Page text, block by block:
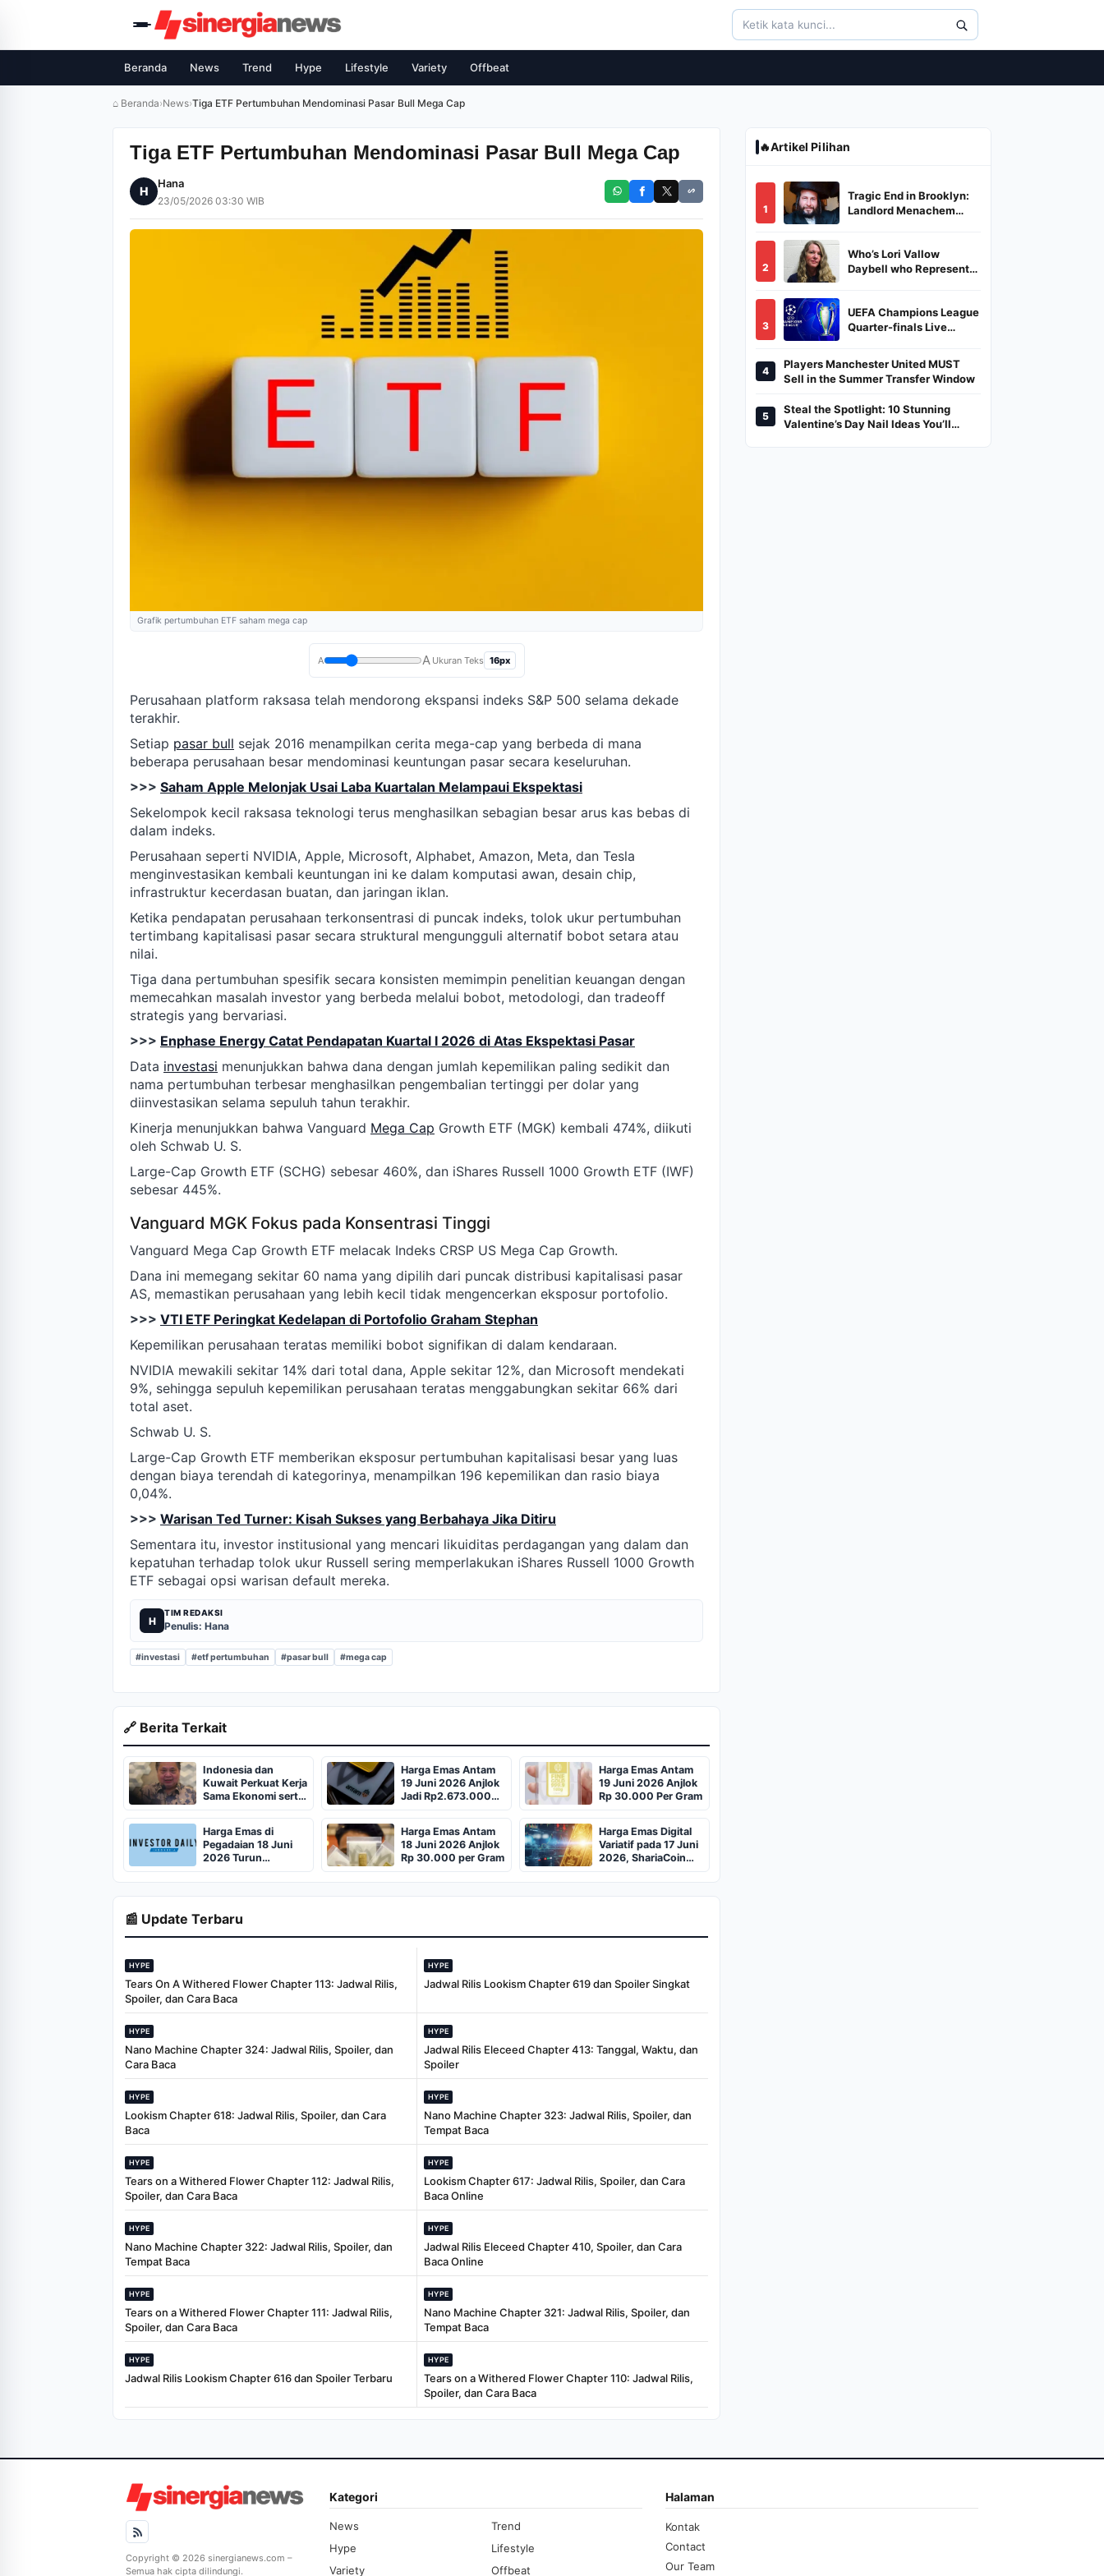
Beranda News Trend Hype Lifestyle Variety Offbeat
⌂ Beranda›News›Tiga ETF Pertumbuhan Mendominasi Pasar Bull Mega Cap
Tiga ETF Pertumbuhan Mendominasi Pasar Bull Mega Cap
H
Hana
23/05/2026 03:30 WIB
Grafik pertumbuhan ETF saham mega cap
A A Ukuran Teks 16px
Perusahaan platform raksasa telah mendorong ekspansi indeks S&P 500 selama dekade
terakhir.
Setiap pasar bull sejak 2016 menampilkan cerita mega-cap yang berbeda di mana
beberapa perusahaan besar mendominasi keuntungan pasar secara keseluruhan.
>>> Saham Apple Melonjak Usai Laba Kuartalan Melampaui Ekspektasi
Sekelompok kecil raksasa teknologi terus menghasilkan sebagian besar arus kas bebas di
dalam indeks.
Perusahaan seperti NVIDIA, Apple, Microsoft, Alphabet, Amazon, Meta, dan Tesla
menginvestasikan kembali keuntungan ini ke dalam komputasi awan, desain chip,
infrastruktur kecerdasan buatan, dan jaringan iklan.
Ketika pendapatan perusahaan terkonsentrasi di puncak indeks, tolok ukur pertumbuhan
tertimbang kapitalisasi pasar secara struktural mengungguli alternatif bobot setara atau
nilai.
Tiga dana pertumbuhan spesifik secara konsisten memimpin penelitian keuangan dengan
memecahkan masalah investor yang berbeda melalui bobot, metodologi, dan tradeoff
strategis yang bervariasi.
>>> Enphase Energy Catat Pendapatan Kuartal I 2026 di Atas Ekspektasi Pasar
Data investasi menunjukkan bahwa dana dengan jumlah kepemilikan paling sedikit dan
nama pertumbuhan terbesar menghasilkan pengembalian tertinggi per dolar yang
diinvestasikan selama sepuluh tahun terakhir.
Kinerja menunjukkan bahwa Vanguard Mega Cap Growth ETF (MGK) kembali 474%, diikuti
oleh Schwab U. S.
Large-Cap Growth ETF (SCHG) sebesar 460%, dan iShares Russell 1000 Growth ETF (IWF)
sebesar 445%.
Vanguard MGK Fokus pada Konsentrasi Tinggi
Vanguard Mega Cap Growth ETF melacak Indeks CRSP US Mega Cap Growth.
Dana ini memegang sekitar 60 nama yang dipilih dari puncak distribusi kapitalisasi pasar
AS, memastikan perusahaan yang lebih kecil tidak mengencerkan eksposur portofolio.
>>> VTI ETF Peringkat Kedelapan di Portofolio Graham Stephan
Kepemilikan perusahaan teratas memiliki bobot signifikan di dalam kendaraan.
NVIDIA mewakili sekitar 14% dari total dana, Apple sekitar 12%, dan Microsoft mendekati
9%, sehingga sepuluh kepemilikan perusahaan teratas menggabungkan sekitar 66% dari
total aset.
Schwab U. S.
Large-Cap Growth ETF memberikan eksposur pertumbuhan kapitalisasi besar yang luas
dengan biaya terendah di kategorinya, menampilkan 196 kepemilikan dan rasio biaya
0,04%.
>>> Warisan Ted Turner: Kisah Sukses yang Berbahaya Jika Ditiru
Sementara itu, investor institusional yang mencari likuiditas perdagangan yang dalam dan
kepatuhan terhadap tolok ukur Russell sering memperlakukan iShares Russell 1000 Growth
ETF sebagai opsi warisan default mereka.
H
TIM REDAKSI
Penulis: Hana
#investasi #etf pertumbuhan #pasar bull #mega cap
🔗 Berita Terkait
Indonesia dan
Kuwait Perkuat Kerja
Sama Ekonomi serta
Energi
Harga Emas Antam
19 Juni 2026 Anjlok
Jadi Rp2.673.000
per Gram
Harga Emas Antam
19 Juni 2026 Anjlok
Rp 30.000 Per Gram
Harga Emas di
Pegadaian 18 Juni
2026 Turun
Berjemaah
Harga Emas Antam
18 Juni 2026 Anjlok
Rp 30.000 per Gram
Harga Emas Digital
Variatif pada 17 Juni
2026, ShariaCoin
Tertinggi
📰 Update Terbaru
HYPE
Tears On A Withered Flower Chapter 113: Jadwal Rilis,
Spoiler, dan Cara Baca
HYPE
Jadwal Rilis Lookism Chapter 619 dan Spoiler Singkat
HYPE
Nano Machine Chapter 324: Jadwal Rilis, Spoiler, dan
Cara Baca
HYPE
Jadwal Rilis Eleceed Chapter 413: Tanggal, Waktu, dan
Spoiler
HYPE
Lookism Chapter 618: Jadwal Rilis, Spoiler, dan Cara
Baca
HYPE
Nano Machine Chapter 323: Jadwal Rilis, Spoiler, dan
Tempat Baca
HYPE
Tears on a Withered Flower Chapter 112: Jadwal Rilis,
Spoiler, dan Cara Baca
HYPE
Lookism Chapter 617: Jadwal Rilis, Spoiler, dan Cara
Baca Online
HYPE
Nano Machine Chapter 322: Jadwal Rilis, Spoiler, dan
Tempat Baca
HYPE
Jadwal Rilis Eleceed Chapter 410, Spoiler, dan Cara
Baca Online
HYPE
Tears on a Withered Flower Chapter 111: Jadwal Rilis,
Spoiler, dan Cara Baca
HYPE
Nano Machine Chapter 321: Jadwal Rilis, Spoiler, dan
Tempat Baca
HYPE
Jadwal Rilis Lookism Chapter 616 dan Spoiler Terbaru
HYPE
Tears on a Withered Flower Chapter 110: Jadwal Rilis,
Spoiler, dan Cara Baca
🔥Artikel Pilihan
1
Tragic End in Brooklyn:
Landlord Menachem
Burned in a Dumpster
2
Who’s Lori Vallow
Daybell who Represents
3
UEFA Champions League
Quarter-finals Live
And Where To Watch
4
Players Manchester United MUST
Sell in the Summer Transfer Window
5
Steal the Spotlight: 10 Stunning
Valentine’s Day Nail Ideas You’ll
Copyright © 2026 sinergianews.com –
Semua hak cipta dilindungi.
Kategori
News
Trend
Hype
Lifestyle
Variety
Offbeat
Halaman
Kontak
Contact
Our Team